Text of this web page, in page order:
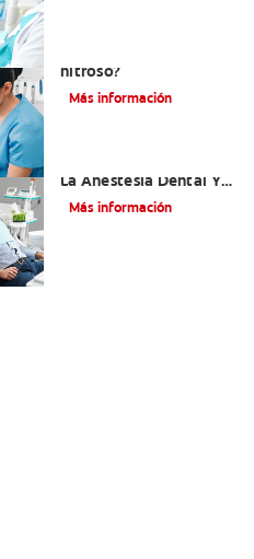
nitroso?
Más información
La Anestesia Dental Y
Causas De Tratamiento
Más información